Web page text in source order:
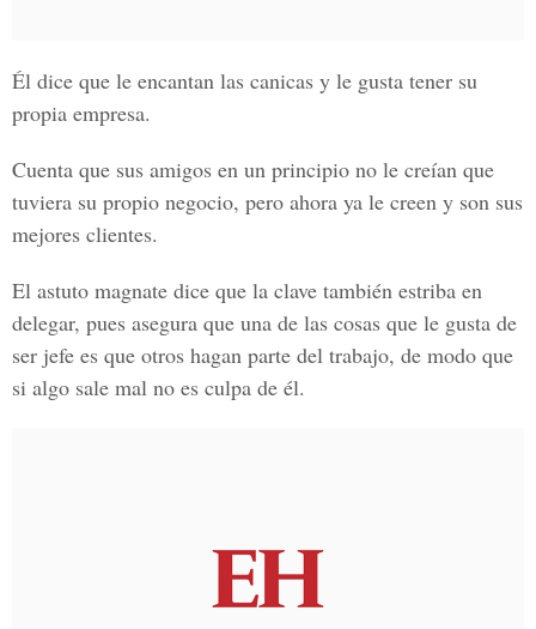
Él dice que le encantan las canicas y le gusta tener su
propia empresa.
Cuenta que sus amigos en un principio no le creían que
tuviera su propio negocio, pero ahora ya le creen y son sus
mejores clientes.
El astuto magnate dice que la clave también estriba en
delegar, pues asegura que una de las cosas que le gusta de
ser jefe es que otros hagan parte del trabajo, de modo que
si algo sale mal no es culpa de él.